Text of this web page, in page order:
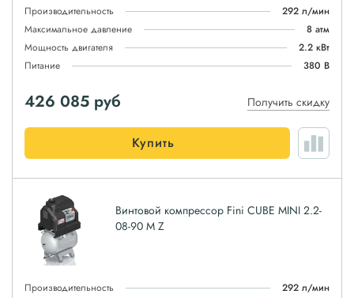
Производительность
292 л/мин
Максимальное давление
8 атм
Мощность двигателя
2.2 кВт
Питание
380 В
426 085 руб Получить скидку
Купить
Винтовой компрессор Fini CUBE MINI 2.2-
08-90 M Z
Производительность
292 л/мин